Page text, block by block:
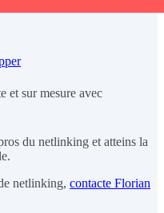
et sur mesure avec
du netlinking et atteins la
netlinking, contacte Florian